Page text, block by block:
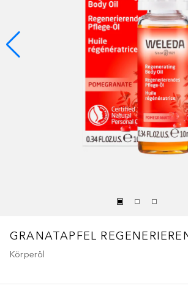
GRANATAPFEL
Körperöl